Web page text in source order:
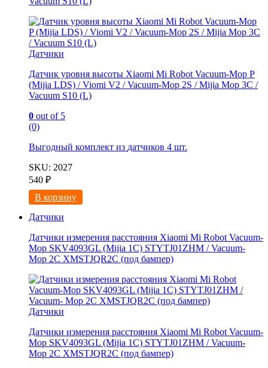
Датчики
Датчик уровня высоты Xiaomi Mi Robot Vacuum-Mop P
(Mijia LDS) / Viomi V2 / Vacuum-Mop 2S / Mijia Mop 3C /
Vacuum S10 (L)
0 out of 5
(0)
Выгодный комплект из датчиков 4 шт.
SKU: 2027
540 ₽
В корзину
Датчики
Датчики измерения расстояния Xiaomi Mi Robot Vacuum-
Mop SKV4093GL (Mijia 1C) STYTJ01ZHM / Vacuum-
Mop 2C XMSTJQR2C (под бампер)
Датчики
Датчики измерения расстояния Xiaomi Mi Robot Vacuum-
Mop SKV4093GL (Mijia 1C) STYTJ01ZHM / Vacuum-
Mop 2C XMSTJQR2C (под бампер)